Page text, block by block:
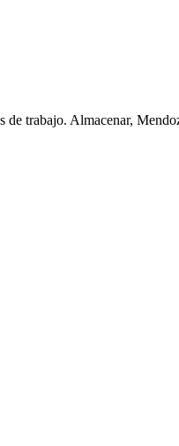
de trabajo. Almacenar,